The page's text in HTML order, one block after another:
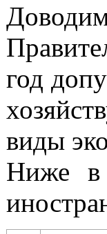
год
виды
Ниже в